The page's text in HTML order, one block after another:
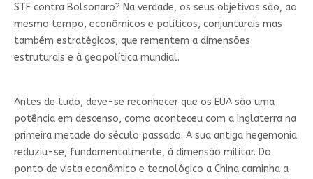
STF contra Bolsonaro? Na verdade, os seus objetivos são, ao
mesmo tempo, econômicos e políticos, conjunturais mas
também estratégicos, que rementem a dimensões
estruturais e à geopolítica mundial.
Antes de tudo, deve-se reconhecer que os EUA são uma
potência em descenso, como aconteceu com a Inglaterra na
primeira metade do século passado. A sua antiga hegemonia
reduziu-se, fundamentalmente, à dimensão militar. Do
ponto de vista econômico e tecnológico a China caminha a